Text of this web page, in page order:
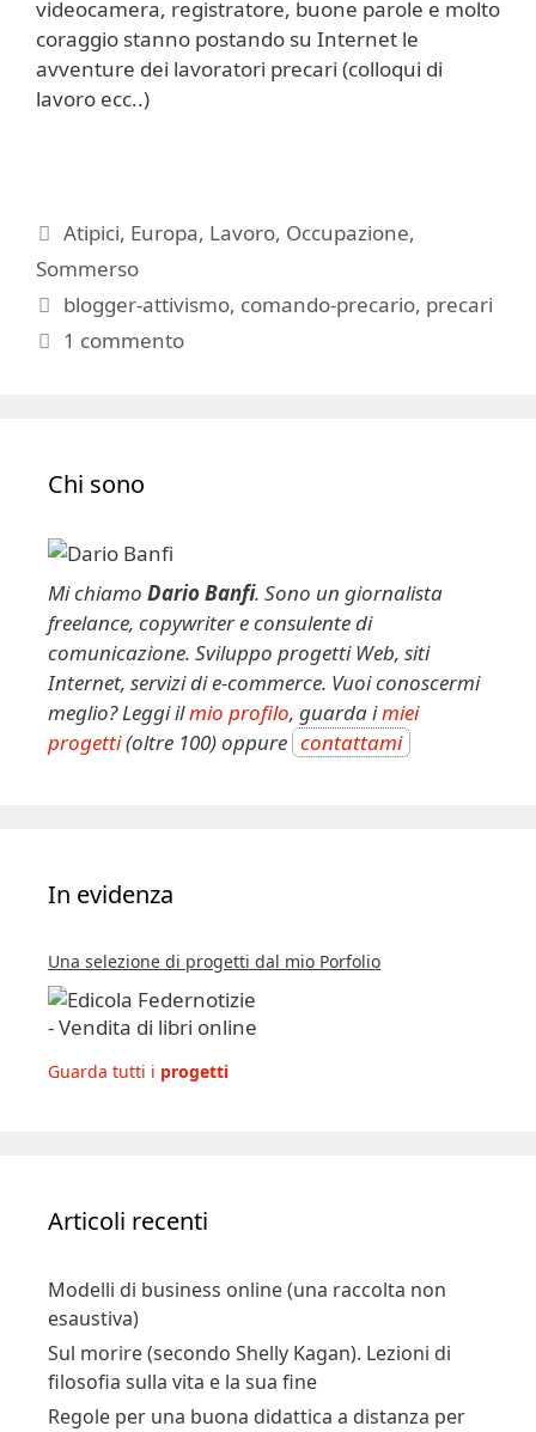
videocamera, registratore, buone parole e molto
coraggio stanno postando su Internet le
avventure dei lavoratori precari (colloqui di
lavoro ecc..)
Categorie
Atipici, Europa, Lavoro, Occupazione,
Sommerso
Tag
blogger-attivismo, comando-precario, precari
1 commento
Chi sono
Mi chiamo Dario Banfi. Sono un giornalista
freelance, copywriter e consulente di
comunicazione. Sviluppo progetti Web, siti
Internet, servizi di e-commerce. Vuoi conoscermi
meglio? Leggi ilmio profilo, guarda imiei
progetti(oltre 100) oppure contattami
In evidenza
Una selezione di progetti dal mio Porfolio
Guarda tutti i progetti
Articoli recenti
Modelli di business online (una raccolta non
esaustiva)
Sul morire (secondo Shelly Kagan). Lezioni di
filosofia sulla vita e la sua fine
Regole per una buona didattica a distanza per